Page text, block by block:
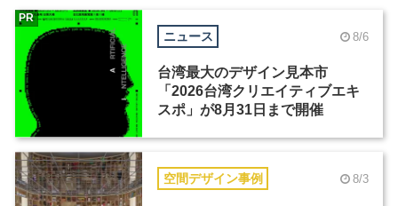
ニュース 8/6
台湾最大のデザイン見本市
「2026台湾クリエイティブエキ
スポ」が8月31日まで開催
PR
空間デザイン事例 8/3